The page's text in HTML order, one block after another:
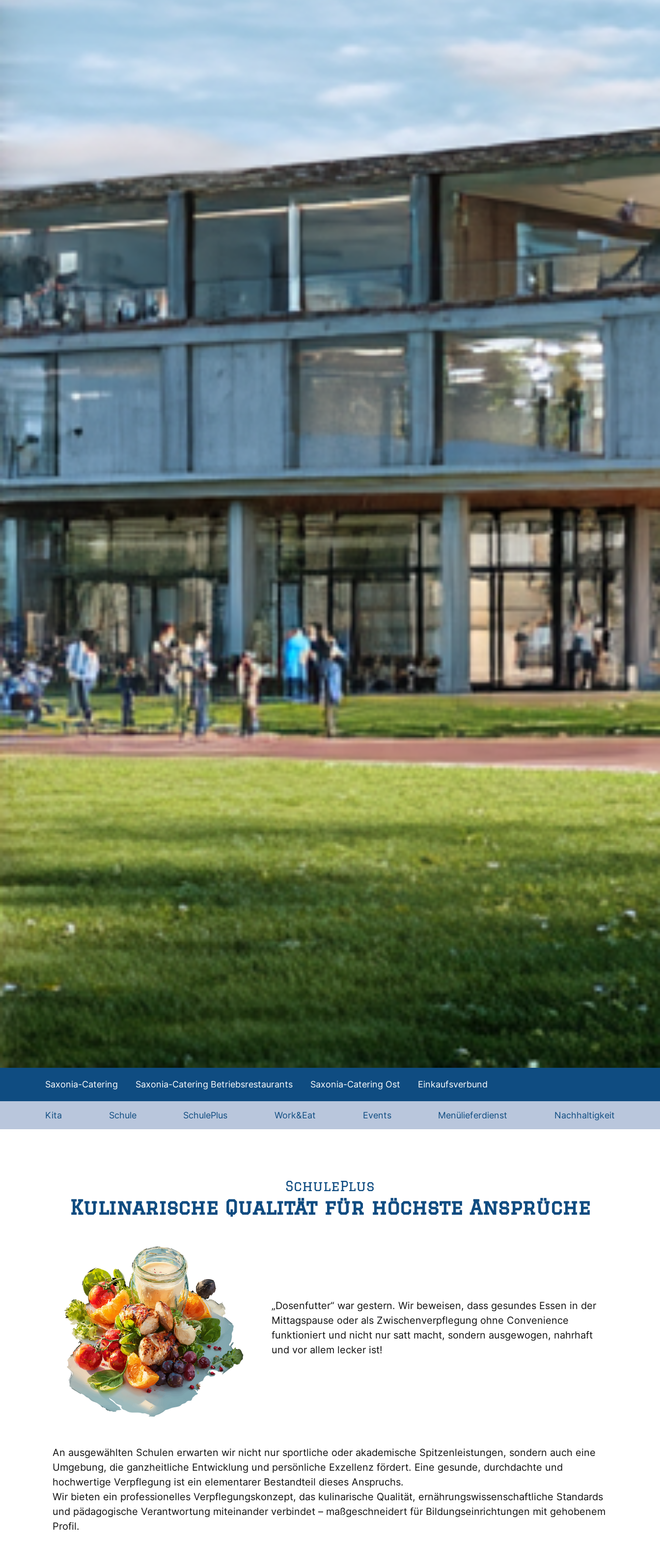
Saxonia-Catering Saxonia-Catering Betriebsrestaurants Saxonia-Catering Ost Einkaufsverbund
Kita Schule SchulePlus Work&Eat Events Menülieferdienst Nachhaltigkeit
SchulePlus
Kulinarische Qualität für höchste Ansprüche
„Dosenfutter“ war gestern. Wir beweisen, dass gesundes Essen in der
Mittagspause oder als Zwischenverpflegung ohne Convenience
funktioniert und nicht nur satt macht, sondern ausgewogen, nahrhaft
und vor allem lecker ist!
An ausgewählten Schulen erwarten wir nicht nur sportliche oder akademische Spitzenleistungen, sondern auch eine
Umgebung, die ganzheitliche Entwicklung und persönliche Exzellenz fördert. Eine gesunde, durchdachte und
hochwertige Verpflegung ist ein elementarer Bestandteil dieses Anspruchs.
Wir bieten ein professionelles Verpflegungskonzept, das kulinarische Qualität, ernährungswissenschaftliche Standards
und pädagogische Verantwortung miteinander verbindet – maßgeschneidert für Bildungseinrichtungen mit gehobenem
Profil.